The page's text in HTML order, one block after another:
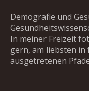
Demografie und
In meiner Freizeit
gern, am liebsten
ausgetretenen